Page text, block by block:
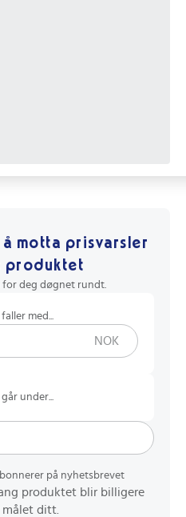
motta prisvarsler
produktet
for deg døgnet rundt.
med...
NOK
under...
på nyhetsbrevet
produktet blir billigere
målet ditt.